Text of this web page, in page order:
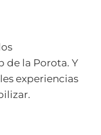
de la Porota. Y
experiencias